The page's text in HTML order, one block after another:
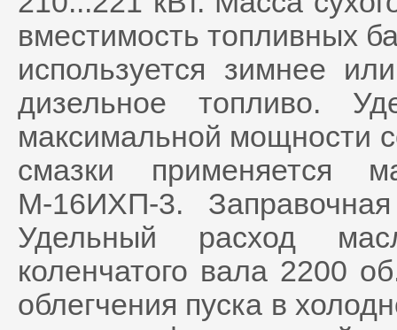
вместимость топливных
используется зимнее
дизельное топливо.
максимальной мощности
смазки применяется
М-16ИХП-3.
Удельный расход
коленчатого вала 2200
облегчения пуска в